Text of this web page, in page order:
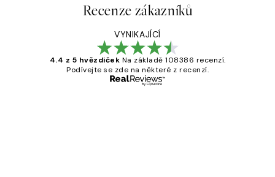
Recenze zákazníků
VYNIKAJÍCÍ
4.4 z 5 hvězdiček Na základě 108386 recenzí.
Podívejte se zde na některé z recenzí.